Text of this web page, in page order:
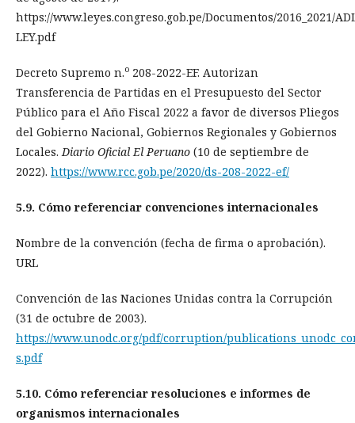
https://www.leyes.congreso.gob.pe/Documentos/2016_2021/
LEY.pdf
Decreto Supremo n.o 208-2022-EF. Autorizan
Transferencia de Partidas en el Presupuesto del Sector
Público para el Año Fiscal 2022 a favor de diversos Pliegos
del Gobierno Nacional, Gobiernos Regionales y Gobiernos
Locales. Diario Oficial El Peruano (10 de septiembre de
2022). https://www.rcc.gob.pe/2020/ds-208-2022-ef/
5.9. Cómo referenciar convenciones internacionales
Nombre de la convención (fecha de firma o aprobación).
URL
Convención de las Naciones Unidas contra la Corrupción
(31 de octubre de 2003).
https://www.unodc.org/pdf/corruption/
s.pdf
5.10. Cómo referenciar resoluciones e informes de
organismos internacionales